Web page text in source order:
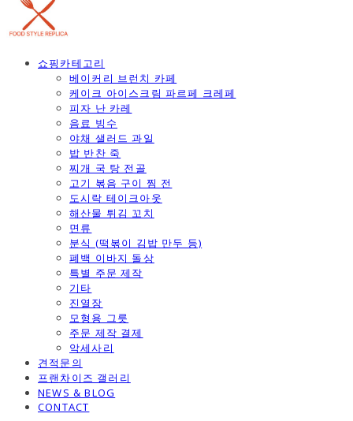
쇼핑카테고리
베이커리 브런치 카페
케이크 아이스크림 파르페 크레페
피자 난 카레
음료 빙수
야채 샐러드 과일
밥 반찬 죽
찌개 국 탕 전골
고기 볶음 구이 찜 전
도시락 테이크아웃
해산물 튀김 꼬치
면류
분식 (떡볶이 김밥 만두 등)
폐백 이바지 돌상
특별 주문 제작
기타
진열장
모형용 그릇
주문 제작 결제
악세사리
견적문의
프랜차이즈 갤러리
NEWS & BLOG
CONTACT